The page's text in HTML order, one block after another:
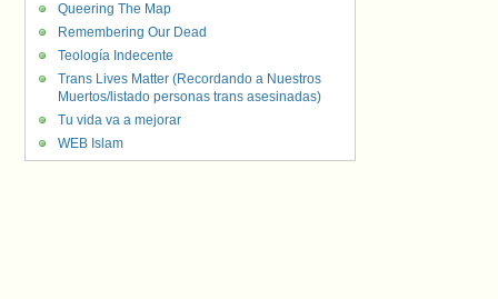
Queering The Map
Remembering Our Dead
Teología Indecente
Trans Lives Matter (Recordando a Nuestros
Muertos/listado personas trans asesinadas)
Tu vida va a mejorar
WEB Islam